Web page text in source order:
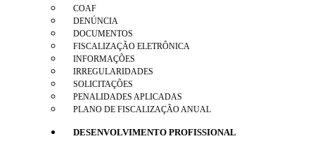
COAF
DENÚNCIA
DOCUMENTOS
FISCALIZAÇÃO ELETRÔNICA
INFORMAÇÕES
IRREGULARIDADES
SOLICITAÇÕES
PENALIDADES APLICADAS
PLANO DE FISCALIZAÇÃO ANUAL
DESENVOLVIMENTO PROFISSIONAL